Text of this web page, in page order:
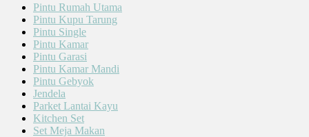
Pintu Rumah Utama
Pintu Kupu Tarung
Pintu Single
Pintu Kamar
Pintu Garasi
Pintu Kamar Mandi
Pintu Gebyok
Jendela
Parket Lantai Kayu
Kitchen Set
Set Meja Makan